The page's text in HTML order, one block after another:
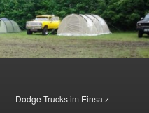
Dodge Trucks im Einsatz